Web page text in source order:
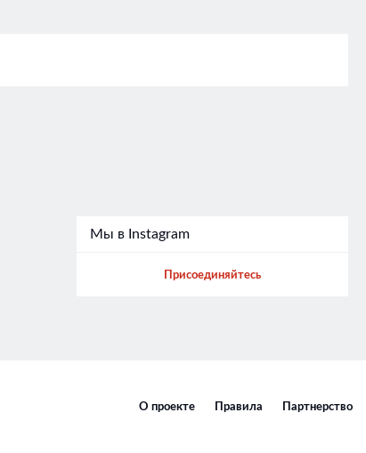
Мы в Instagram
Присоединяйтесь
О проекте Правила Партнерство